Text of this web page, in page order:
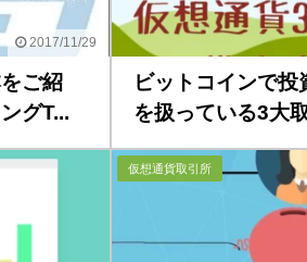
2017/11/29
ご紹
グT...
ビットコインで投
を扱っている3大
仮想通貨取引所